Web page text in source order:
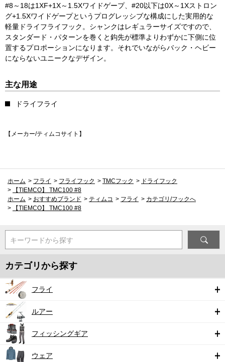
#8～18は1XF+1X～1.5Xワイドゲープ、#20以下は0X～1Xストロン
グ+1.5Xワイドゲープというプログレッシブな構成にした実用的な
軽量ドライフライフック。シャンクはレギュラーサイズですので、
スタンダード・パターンを巻くと鈎先が標準よりわずかに下側に位
置するプロポーションになります。それでいながらバック・ヘビー
にならないユニークなデザイン。
主な用途
ドライフライ
【メーカー/ティムコサイト】
ホーム > フライ > フライフック > TMCフック > ドライフック
>
【TIEMCO】 TMC100 #8
ホーム > おすすめブランド > ティムコ > フライ > カテゴリ/フックへ
>
【TIEMCO】 TMC100 #8
キーワードから探す
カテゴリから探す
フライ
ルアー
フィッシングギア
ウェア